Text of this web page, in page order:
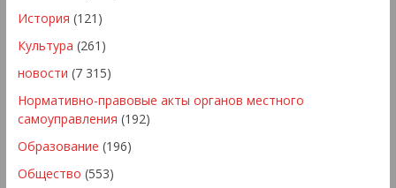
История (121)
Культура (261)
новости (7 315)
Нормативно-правовые акты органов местного
самоуправления (192)
Образование (196)
Общество (553)